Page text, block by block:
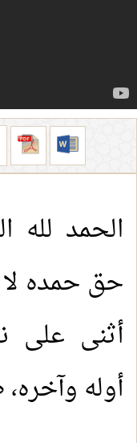
الحمد لله
حق حمده
أثنى على
أوله